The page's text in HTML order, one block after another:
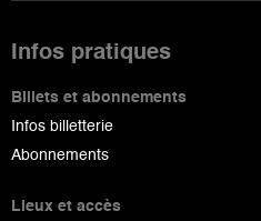
Infos pratiques
Billets et abonnements
Infos billetterie
Abonnements
Lieux et accès